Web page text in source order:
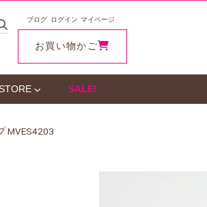
ブログ ログイン マイページ
お買い物かご
SALE!
MVES4203